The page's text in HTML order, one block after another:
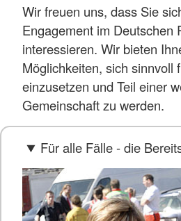
Wir freuen uns, dass Sie
Engagement im Deutschen
interessieren. Wir bieten
Möglichkeiten, sich sinnvoll
einzusetzen und Teil einer
Gemeinschaft zu werden.
Für alle Fälle - die